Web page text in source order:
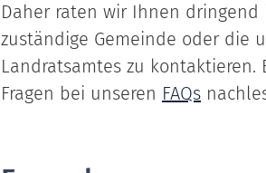
Daher raten wir Ihnen
zuständige Gemeinde oder die
Landratsamtes zu
Fragen bei unseren FAQs